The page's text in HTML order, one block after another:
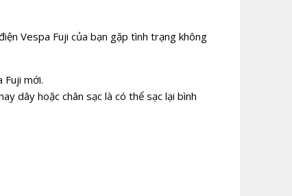
Vespa Fuji của bạn gặp tình trạng không
Fuji mới.
dây hoặc chân sạc là có thể sạc lại bình